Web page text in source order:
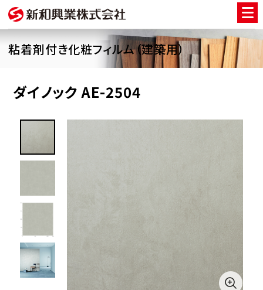
粘着剤付き化粧フィルム（建築用）
ダイノック AE-2504